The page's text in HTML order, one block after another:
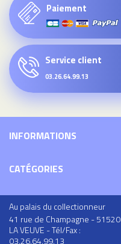
Paiement
Service client
03.26.64.99.13
INFORMATIONS
CATÉGORIES
Au palais du collectionneur
41 rue de Champagne - 51520
LA VEUVE - Tél/Fax :
03.26.64.99.13